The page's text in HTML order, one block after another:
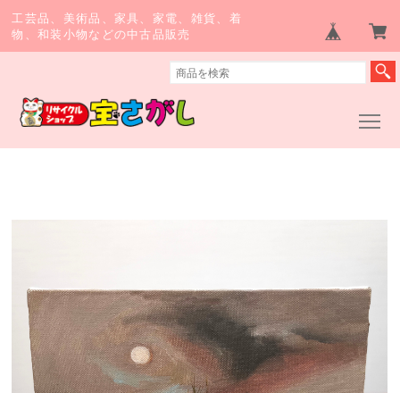
工芸品、美術品、家具、家電、雑貨、着
物、和装小物などの中古品販売